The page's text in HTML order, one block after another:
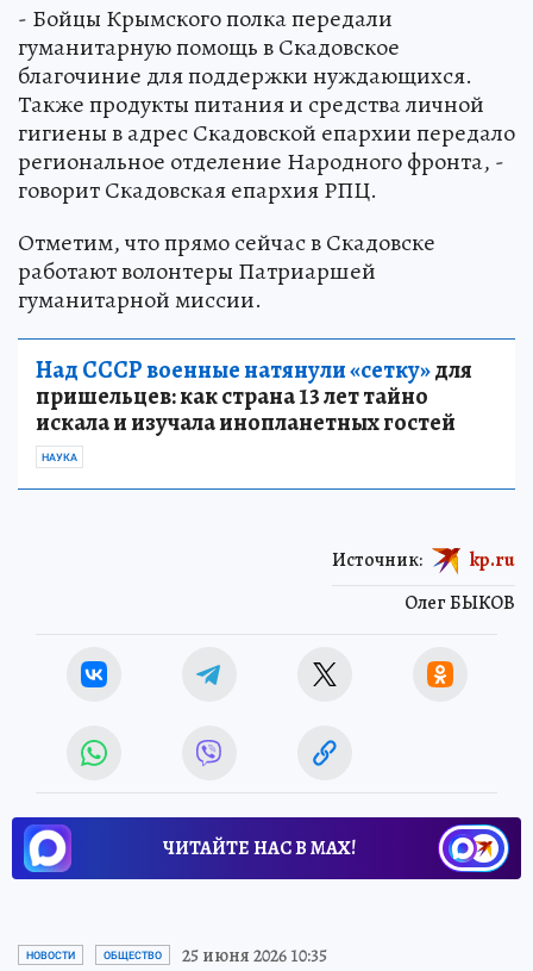
- Бойцы Крымского полка передали
гуманитарную помощь в Скадовское
благочиние для поддержки нуждающихся.
Также продукты питания и средства личной
гигиены в адрес Скадовской епархии передало
региональное отделение Народного фронта, -
говорит Скадовская епархия РПЦ.
Отметим, что прямо сейчас в Скадовске
работают волонтеры Патриаршей
гуманитарной миссии.
Над СССР военные натянули «сетку»для
пришельцев: как страна 13 лет тайно
искала и изучала инопланетных гостей
НАУКА
Олег БЫКОВ
Источник: kp.ru
ЧИТАЙТЕ НАС В МАХ!
НОВОСТИ ОБЩЕСТВО 25 июня 2026 10:35